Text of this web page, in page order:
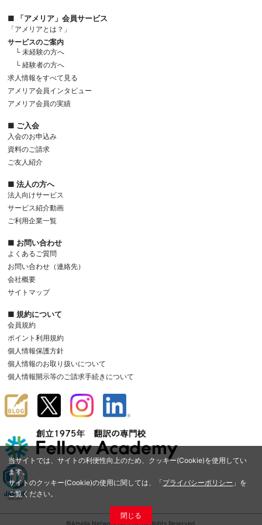
当サイトでは、サイトの利便性向上のため、クッキー(Cookie)を使用してい
ます。
サイトのクッキー(Cookie)の使用に関しては、「プライバシーポリシー 」を
ご覧ください。
閉じる
■ 「アメリア」会員サービス
「アメリアとは？」
サービスのご案内
└ 未経験の方へ
└ 経験者の方へ
求人情報をすべて見る
アメリア会員インタビュー
アメリア会員の実績
■ ご入会
入会のお申込み
資料のご請求
ご友人紹介
■ 法人の方へ
法人向けサービス
サービス紹介動画
ご利用企業一覧
■ お問い合わせ
よくあるご質問
お問い合わせ（連絡先）
会社概要
サイトマップ
■ 規約について
会員規約
ポイント利用規約
個人情報保護方針
個人情報のお取り扱いについて
個人情報開示等のご請求手続きについて
©Amelia Network Co.,Ltd. All Rights Reserved.